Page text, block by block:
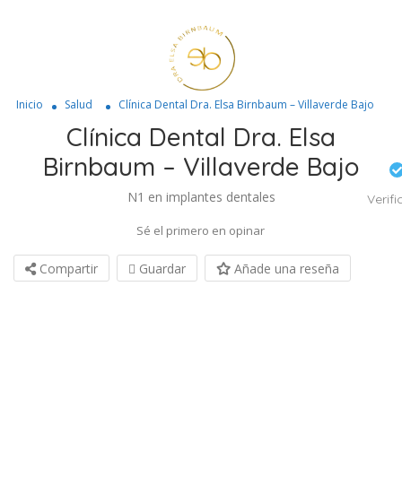
Inicio Salud Clínica Dental Dra. Elsa Birnbaum – Villaverde Bajo
Clínica Dental Dra. Elsa
Birnbaum – Villaverde Bajo
N1 en implantes dentales
Sé el primero en opinar
Compartir Guardar Añade una reseña